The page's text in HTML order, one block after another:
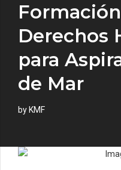
Derechos
para
de Mar
by KMF